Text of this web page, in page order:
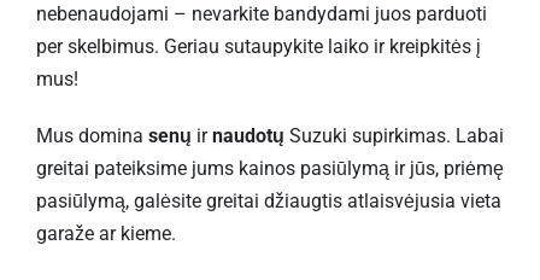
nebenaudojami – nevarkite bandydami juos parduoti
per skelbimus. Geriau sutaupykite laiko ir kreipkitės į
mus!
Mus domina senų irnaudotų Suzuki supirkimas. Labai
greitai pateiksime jums kainos pasiūlymą ir jūs, priėmę
pasiūlymą, galėsite greitai džiaugtis atlaisvėjusia vieta
garaže ar kieme.